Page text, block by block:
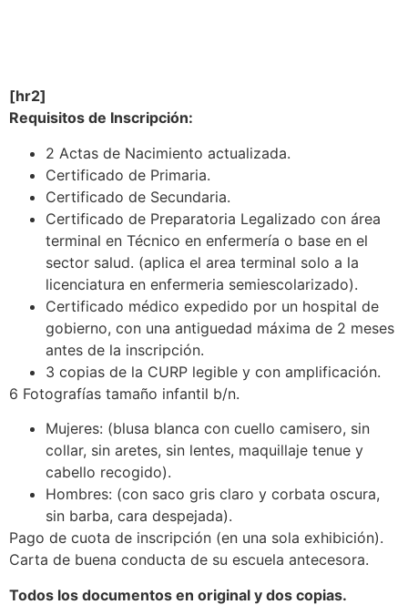
[hr2]
Requisitos de Inscripción:
2 Actas de Nacimiento actualizada.
Certificado de Primaria.
Certificado de Secundaria.
Certificado de Preparatoria Legalizado con área
terminal en Técnico en enfermería o base en el
sector salud. (aplica el area terminal solo a la
licenciatura en enfermeria semiescolarizado).
Certificado médico expedido por un hospital de
gobierno, con una antiguedad máxima de 2 meses
antes de la inscripción.
3 copias de la CURP legible y con amplificación.
6 Fotografías tamaño infantil b/n.
Mujeres: (blusa blanca con cuello camisero, sin
collar, sin aretes, sin lentes, maquillaje tenue y
cabello recogido).
Hombres: (con saco gris claro y corbata oscura,
sin barba, cara despejada).
Pago de cuota de inscripción (en una sola exhibición).
Carta de buena conducta de su escuela antecesora.
Todos los documentos en original y dos copias.